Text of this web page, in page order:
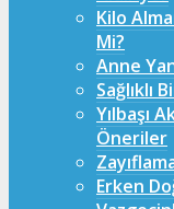
Kilo
Mi?
Anne
Sağlıklı
Yılbaşı
Öneriler
Erken